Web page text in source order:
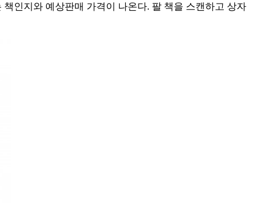
인지와 예상판매 가격이 나온다. 팔 책을 스캔하고 상자